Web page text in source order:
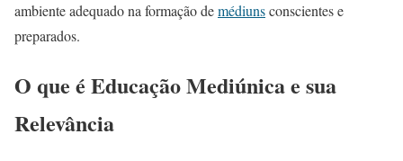
ambiente adequado na formação demédiunsconscientes e
preparados.
O que é Educação Mediúnica e sua
Relevância